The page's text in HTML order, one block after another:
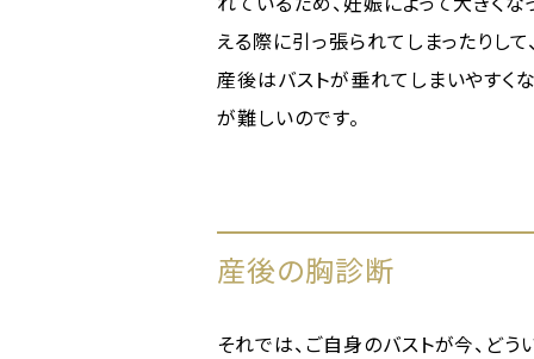
える際に引っ張られてしまったりし
産後はバストが垂れてしまいやすく
が難しいのです。
産後の胸診断
それでは、ご自身のバストが今、ど